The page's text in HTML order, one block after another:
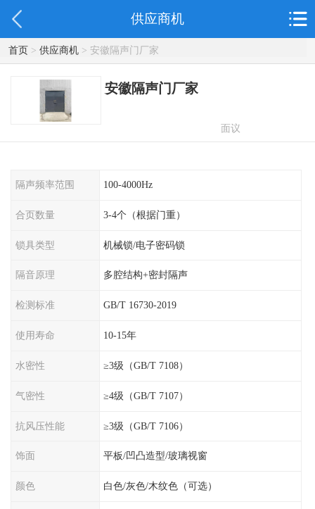
供应商机
首页> 供应商机> 安徽隔声门厂家
安徽隔声门厂家
面议
隔声频率范围 100-4000Hz
合页数量 3-4个（根据门重）
锁具类型 机械锁/电子密码锁
隔音原理 多腔结构+密封隔声
检测标准 GB/T 16730-2019
使用寿命 10-15年
水密性 ≥3级（GB/T 7108）
气密性 ≥4级（GB/T 7107）
抗风压性能 ≥3级（GB/T 7106）
饰面 平板/凹凸造型/玻璃视窗
颜色 白色/灰色/木纹色（可选）